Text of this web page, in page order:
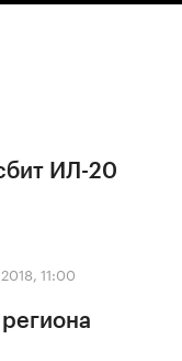
ИЛ-20
11:00